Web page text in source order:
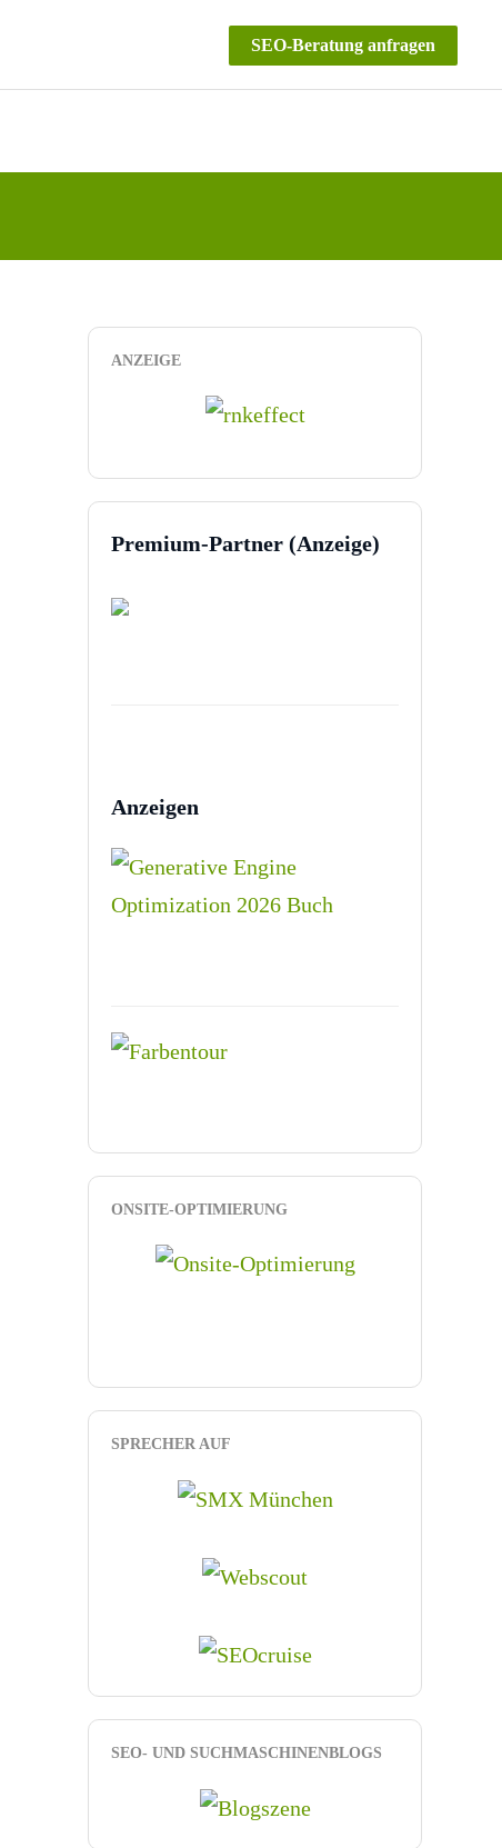
SEO-Beratung anfragen
ANZEIGE
Premium-Partner (Anzeige)
Anzeigen
ONSITE-OPTIMIERUNG
SPRECHER AUF
SEO- UND SUCHMASCHINENBLOGS